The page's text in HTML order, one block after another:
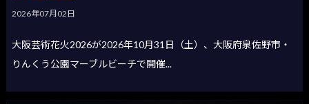
2026年07月02日
大阪芸術花火2026が2026年10月31日（土）、大阪府泉佐野市・
りんくう公園マーブルビーチで開催...